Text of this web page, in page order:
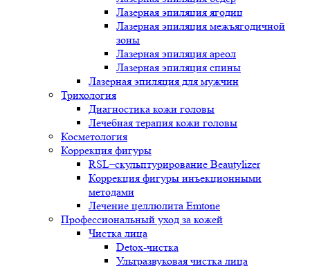
Лазерная эпиляция ягодиц
Лазерная эпиляция межъягодичной
зоны
Лазерная эпиляция ареол
Лазерная эпиляция спины
Лазерная эпиляция для мужчин
Трихология
Диагностика кожи головы
Лечебная терапия кожи головы
Косметология
Коррекция фигуры
RSL–скульптурирование Beautylizer
Коррекция фигуры инъекционными
методами
Лечение целлюлита Emtone
Профессиональный уход за кожей
Чистка лица
Detox-чистка
Ультразвуковая чистка лица